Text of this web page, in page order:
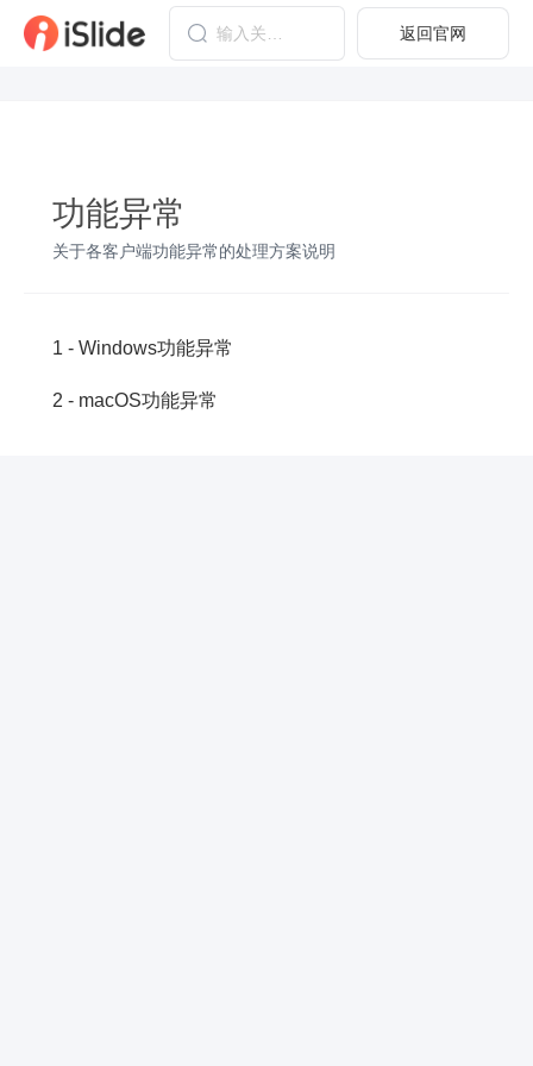
返回官网
功能异常
关于各客户端功能异常的处理方案说明
1 - Windows功能异常
2 - macOS功能异常